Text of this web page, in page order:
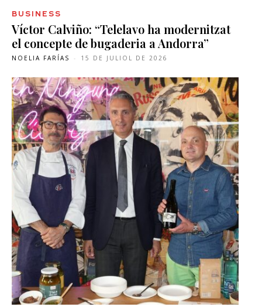
BUSINESS
Víctor Calviño: “Telelavo ha modernitzat
el concepte de bugaderia a Andorra”
NOELIA FARÍAS - 15 DE JULIOL DE 2026